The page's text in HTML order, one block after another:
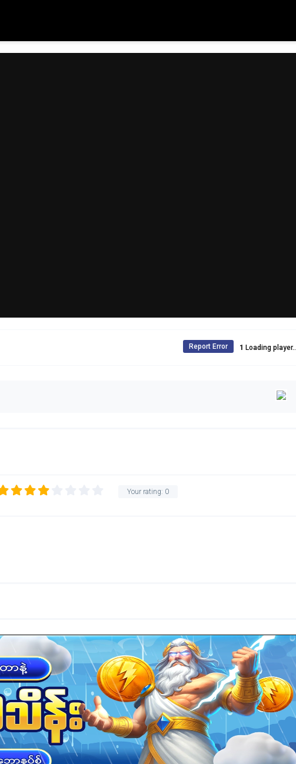
Loading player..
Report Error
Your rating: 0